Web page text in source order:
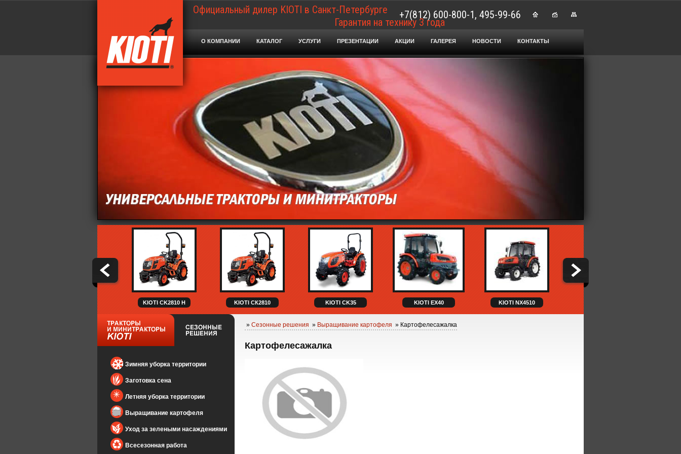
Официальный дилер KIOTI в Санкт-Петербурге
Гарантия на технику 3 года
+7(812) 600-800-1, 495-99-66
О КОМПАНИИ КАТАЛОГ УСЛУГИ ПРЕЗЕНТАЦИИ АКЦИИ ГАЛЕРЕЯ НОВОСТИ КОНТАКТЫ
KIOTI CK2810 H KIOTI СК2810 KIOTI CK35 KIOTI EX40 KIOTI NX4510
Зимняя уборка территории
Заготовка сена
Летняя уборка территории
Выращивание картофеля
Уход за зелеными насаждениями
Всесезонная работа
» Сезонные решения » Выращивание картофеля » Картофелесажалка
Картофелесажалка